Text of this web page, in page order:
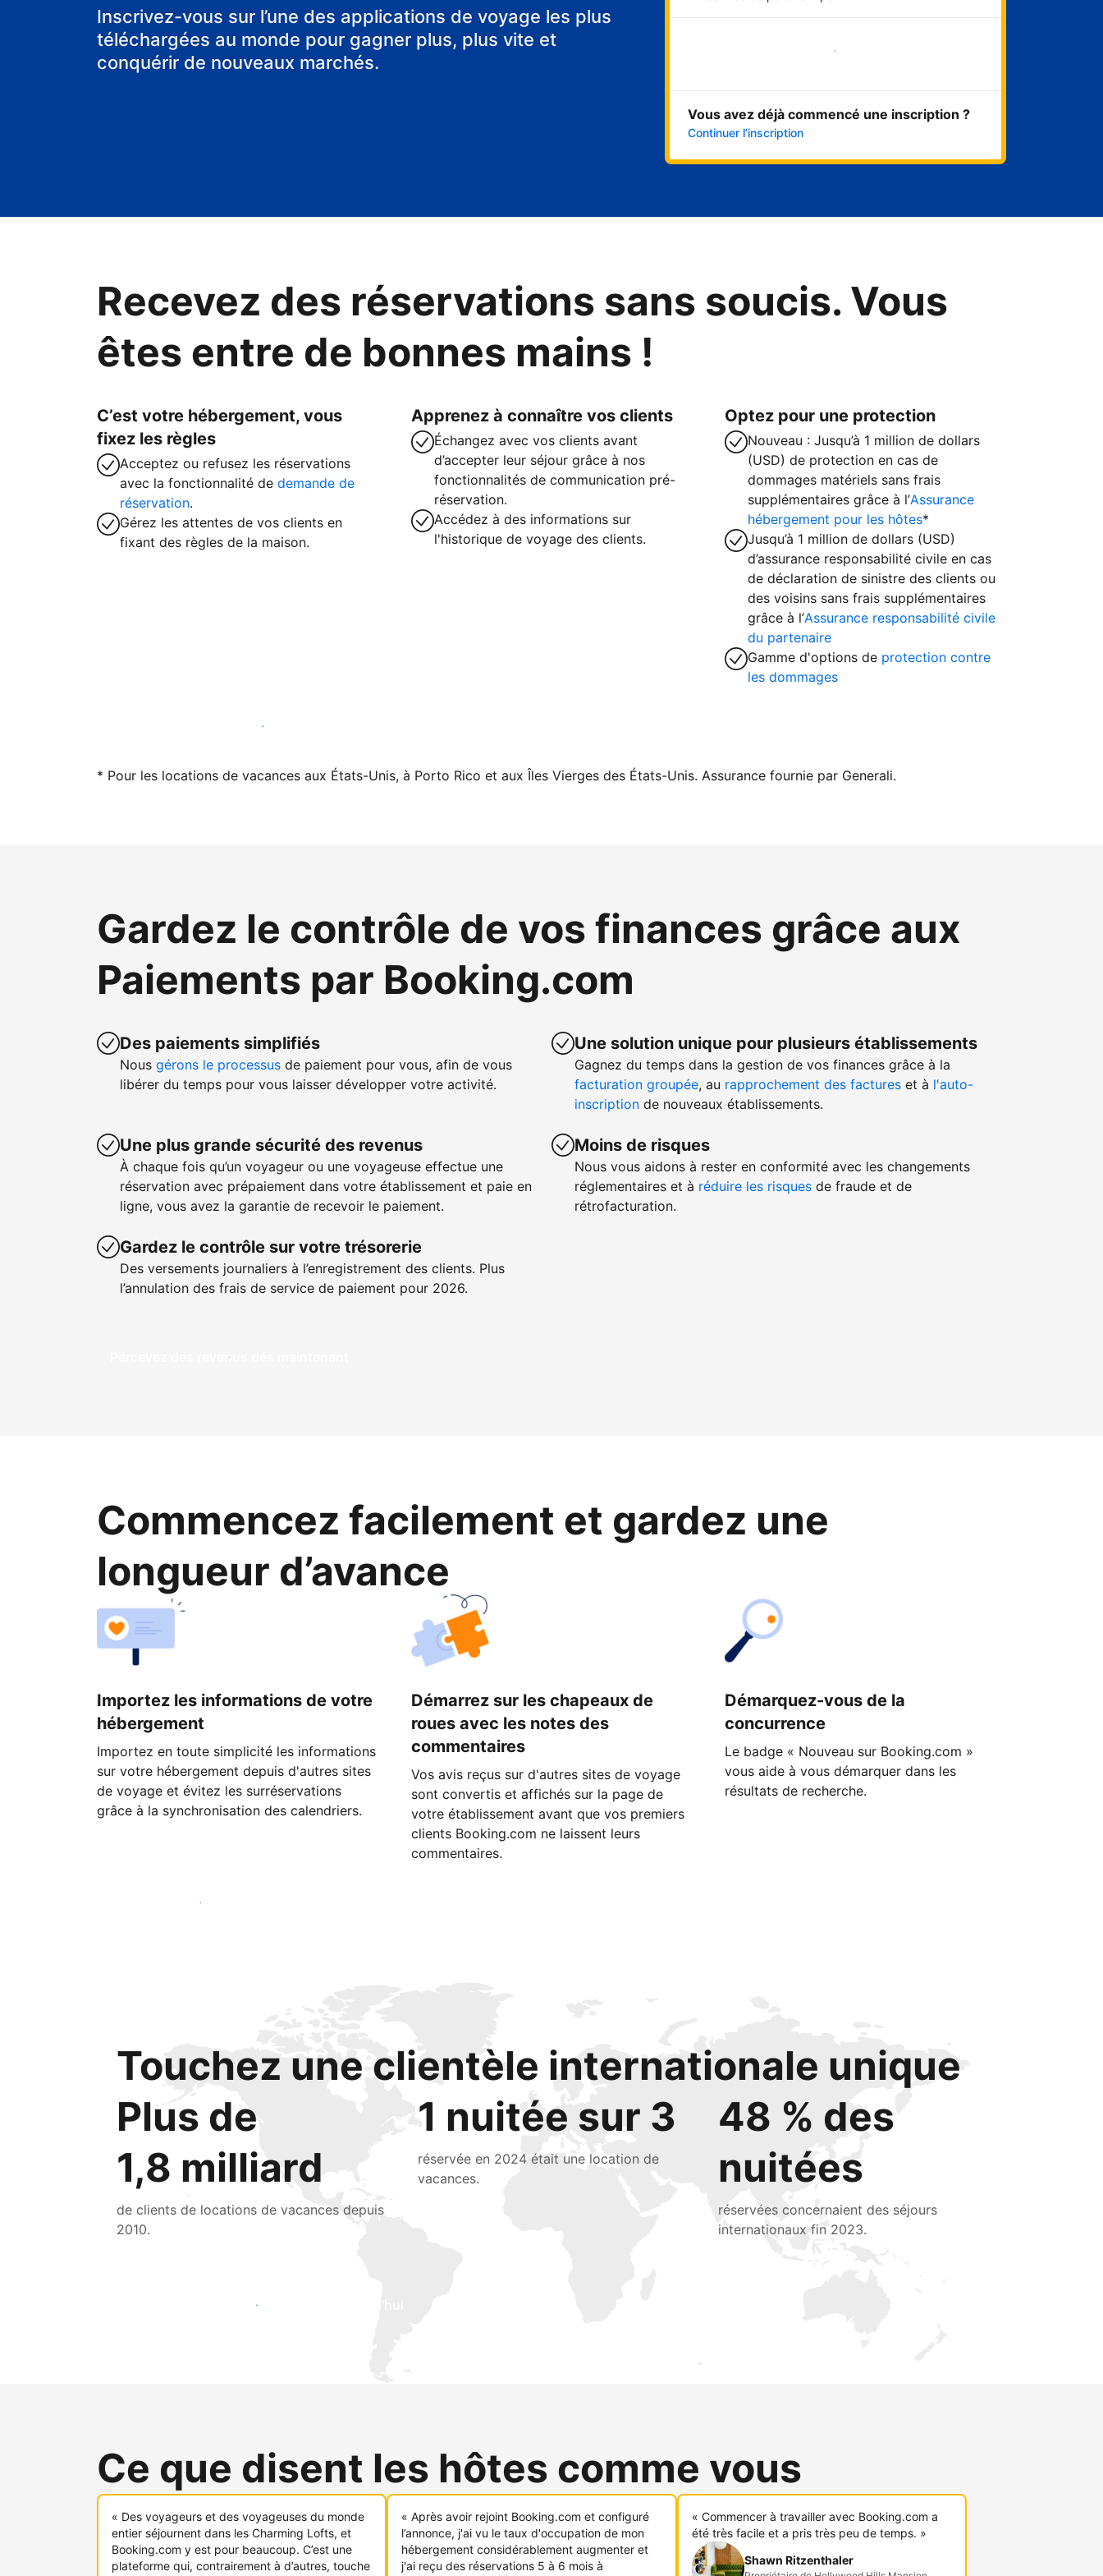
Inscrivez-vous sur l’une des applications de voyage les plus
téléchargées au monde pour gagner plus, plus vite et
conquérir de nouveaux marchés.
Démarrer maintenant
Vous avez déjà commencé une inscription ?
Continuer l’inscription
Recevez des réservations sans soucis. Vous
êtes entre de bonnes mains !
C’est votre hébergement, vous
fixez les règles
Acceptez ou refusez les réservations
avec la fonctionnalité de demande de
réservation.
Gérez les attentes de vos clients en
fixant des règles de la maison.
Apprenez à connaître vos clients
Échangez avec vos clients avant
d’accepter leur séjour grâce à nos
fonctionnalités de communication pré-
réservation.
Accédez à des informations sur
l'historique de voyage des clients.
Optez pour une protection
Nouveau : Jusqu’à 1 million de dollars
(USD) de protection en cas de
dommages matériels sans frais
supplémentaires grâce à l’Assurance
hébergement pour les hôtes*
Jusqu’à 1 million de dollars (USD)
d’assurance responsabilité civile en cas
de déclaration de sinistre des clients ou
des voisins sans frais supplémentaires
grâce à l’Assurance responsabilité civile
du partenaire
Gamme d'options de protection contre
les dommages
Accueillez des clients avec nous dès maintenant
* Pour les locations de vacances aux États-Unis, à Porto Rico et aux Îles Vierges des États-Unis. Assurance fournie par Generali.
Gardez le contrôle de vos finances grâce aux
Paiements par Booking.com
Des paiements simplifiés
Nous gérons le processus de paiement pour vous, afin de vous
libérer du temps pour vous laisser développer votre activité.
Une plus grande sécurité des revenus
À chaque fois qu’un voyageur ou une voyageuse effectue une
réservation avec prépaiement dans votre établissement et paie en
ligne, vous avez la garantie de recevoir le paiement.
Gardez le contrôle sur votre trésorerie
Des versements journaliers à l’enregistrement des clients. Plus
l’annulation des frais de service de paiement pour 2026.
Une solution unique pour plusieurs établissements
Gagnez du temps dans la gestion de vos finances grâce à la
facturation groupée, au rapprochement des factures et à l'auto-
inscription de nouveaux établissements.
Moins de risques
Nous vous aidons à rester en conformité avec les changements
réglementaires et à réduire les risques de fraude et de
rétrofacturation.
Percevez des revenus dès maintenant
Commencez facilement et gardez une
longueur d’avance
Importez les informations de votre
hébergement
Importez en toute simplicité les informations
sur votre hébergement depuis d'autres sites
de voyage et évitez les surréservations
grâce à la synchronisation des calendriers.
Démarrez sur les chapeaux de
roues avec les notes des
commentaires
Vos avis reçus sur d'autres sites de voyage
sont convertis et affichés sur la page de
votre établissement avant que vos premiers
clients Booking.com ne laissent leurs
commentaires.
Démarquez-vous de la
concurrence
Le badge « Nouveau sur Booking.com »
vous aide à vous démarquer dans les
résultats de recherche.
Lancez-vous dès aujourd'hui
Touchez une clientèle internationale unique
Plus de
1,8 milliard
de clients de locations de vacances depuis
2010.
1 nuitée sur 3
réservée en 2024 était une location de
vacances.
48 % des
nuitées
réservées concernaient des séjours
internationaux fin 2023.
Touchez une nouvelle clientèle dès aujourd'hui
Ce que disent les hôtes comme vous
« Des voyageurs et des voyageuses du monde
entier séjournent dans les Charming Lofts, et
Booking.com y est pour beaucoup. C’est une
plateforme qui, contrairement à d’autres, touche
« Après avoir rejoint Booking.com et configuré
l’annonce, j'ai vu le taux d'occupation de mon
hébergement considérablement augmenter et
j'ai reçu des réservations 5 à 6 mois à
« Commencer à travailler avec Booking.com a
été très facile et a pris très peu de temps. »
Shawn Ritzenthaler